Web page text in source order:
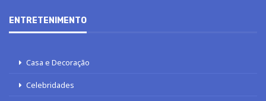
ENTRETENIMENTO
Casa e Decoração
Celebridades